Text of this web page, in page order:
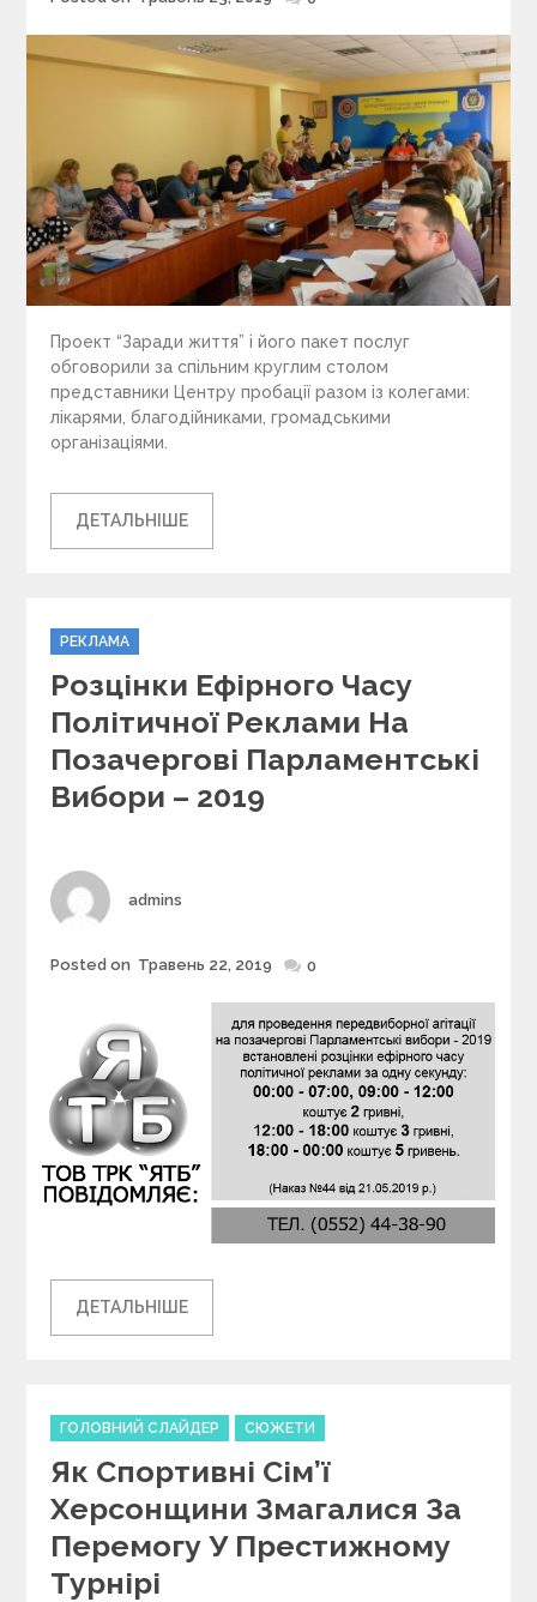
Проект “Заради життя” і його пакет послуг
обговорили за спільним круглим столом
представники Центру пробації разом із колегами:
лікарями, благодійниками, громадськими
організаціями.
ДЕТАЛЬНІШЕ
C
a
e
g
r
i
РЕКЛАМА
Розцінки Ефірного Часу
Політичної Реклами На
Позачергові Парламентські
Вибори – 2019
Author
admins
Posted
Posted on Травень 22, 2019 0
ДЕТАЛЬНІШЕ
C
a
t
e
g
r
ГОЛОВНИЙ СЛАЙДЕР СЮЖЕТИ
Як Спортивні Сім’ї
Херсонщини Змагалися За
Перемогу У Престижному
Турнірі